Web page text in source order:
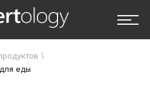
\
еды